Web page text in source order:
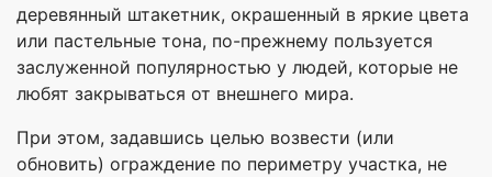
деревянный штакетник, окрашенный в яркие цвета
или пастельные тона, по-прежнему пользуется
заслуженной популярностью у людей, которые не
любят закрываться от внешнего мира.
При этом, задавшись целью возвести (или
обновить) ограждение по периметру участка, не